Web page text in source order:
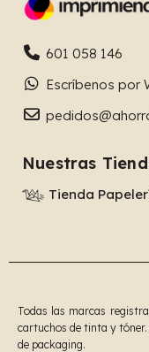
601 058 146
Escríbenos por
Nuestras
Tienda
Todas las marcas
cartuchos de tinta y tóner.
de packaging.